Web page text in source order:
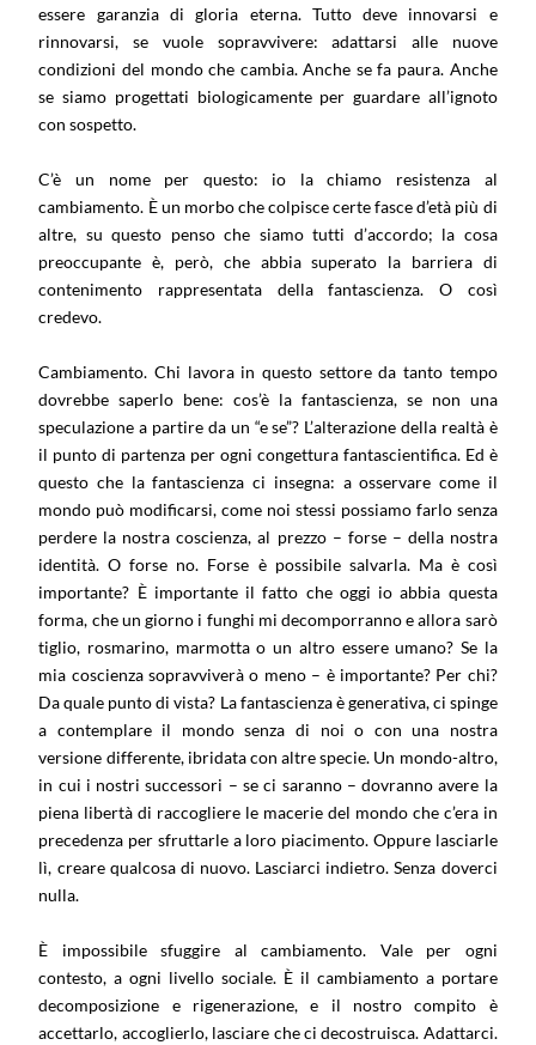
essere garanzia di gloria eterna. Tutto deve innovarsi e
rinnovarsi, se vuole sopravvivere: adattarsi alle nuove
condizioni del mondo che cambia. Anche se fa paura. Anche
se siamo progettati biologicamente per guardare all’ignoto
con sospetto.
C’è un nome per questo: io la chiamo resistenza al
cambiamento. È un morbo che colpisce certe fasce d’età più di
altre, su questo penso che siamo tutti d’accordo; la cosa
preoccupante è, però, che abbia superato la barriera di
contenimento rappresentata della fantascienza. O così
credevo.
Cambiamento. Chi lavora in questo settore da tanto tempo
dovrebbe saperlo bene: cos’è la fantascienza, se non una
speculazione a partire da un “e se”? L’alterazione della realtà è
il punto di partenza per ogni congettura fantascientifica. Ed è
questo che la fantascienza ci insegna: a osservare come il
mondo può modificarsi, come noi stessi possiamo farlo senza
perdere la nostra coscienza, al prezzo – forse – della nostra
identità. O forse no. Forse è possibile salvarla. Ma è così
importante? È importante il fatto che oggi io abbia questa
forma, che un giorno i funghi mi decomporranno e allora sarò
tiglio, rosmarino, marmotta o un altro essere umano? Se la
mia coscienza sopravviverà o meno – è importante? Per chi?
Da quale punto di vista? La fantascienza è generativa, ci spinge
a contemplare il mondo senza di noi o con una nostra
versione differente, ibridata con altre specie. Un mondo-altro,
in cui i nostri successori – se ci saranno – dovranno avere la
piena libertà di raccogliere le macerie del mondo che c’era in
precedenza per sfruttarle a loro piacimento. Oppure lasciarle
lì, creare qualcosa di nuovo. Lasciarci indietro. Senza doverci
nulla.
È impossibile sfuggire al cambiamento. Vale per ogni
contesto, a ogni livello sociale. È il cambiamento a portare
decomposizione e rigenerazione, e il nostro compito è
accettarlo, accoglierlo, lasciare che ci decostruisca. Adattarci.